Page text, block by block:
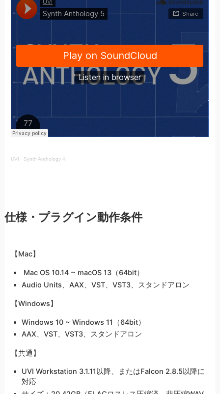
UVI · Synth Anthology 4
仕様・プラグイン動作条件
【Mac】
Mac OS 10.14 ~ macOS 13（64bit）
Audio Units、AAX、VST、VST3、スタンドアロン
【Windows】
Windows 10 ~ Windows 11（64bit）
AAX、VST、VST3、スタンドアロン
【共通】
UVI Workstation 3.1.11以降、またはFalcon 2.8.5以降に
対応